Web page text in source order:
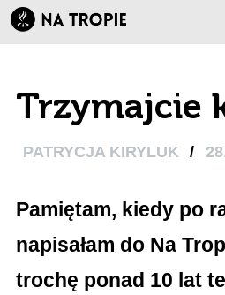
Trzymajcie
PATRYCJA KIRYLUK /
Pamiętam, kiedy po
napisałam do Na
trochę ponad 10 lat